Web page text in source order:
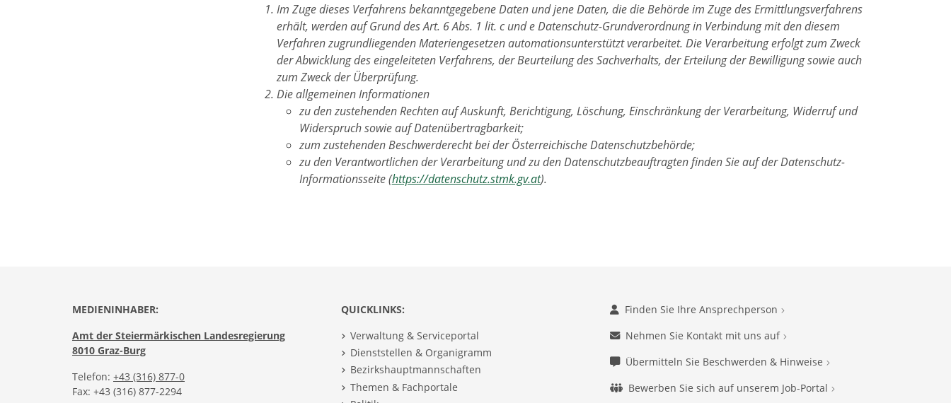
Im Zuge dieses Verfahrens bekanntgegebene Daten und jene Daten, die die Behörde im Zuge des Ermittlungsverfahrens
erhält, werden auf Grund des Art. 6 Abs. 1 lit. c und e Datenschutz-Grundverordnung in Verbindung mit den diesem
Verfahren zugrundliegenden Materiengesetzen automationsunterstützt verarbeitet. Die Verarbeitung erfolgt zum Zweck
der Abwicklung des eingeleiteten Verfahrens, der Beurteilung des Sachverhalts, der Erteilung der Bewilligung sowie auch
zum Zweck der Überprüfung.
Die allgemeinen Informationen
zu den zustehenden Rechten auf Auskunft, Berichtigung, Löschung, Einschränkung der Verarbeitung, Widerruf und
Widerspruch sowie auf Datenübertragbarkeit;
zum zustehenden Beschwerderecht bei der Österreichische Datenschutzbehörde;
zu den Verantwortlichen der Verarbeitung und zu den Datenschutzbeauftragten finden Sie auf der Datenschutz-
Informationsseite (https://datenschutz.stmk.gv.at).
MEDIENINHABER:
Amt der Steiermärkischen Landesregierung
8010 Graz-Burg
Telefon: +43 (316) 877-0
Fax: +43 (316) 877-2294
QUICKLINKS:
Verwaltung & Serviceportal
Dienststellen & Organigramm
Bezirkshauptmannschaften
Themen & Fachportale
Finden Sie Ihre Ansprechperson
Nehmen Sie Kontakt mit uns auf
Übermitteln Sie Beschwerden & Hinweise
Bewerben Sie sich auf unserem Job-Portal